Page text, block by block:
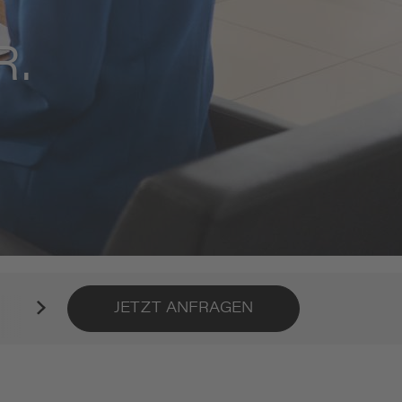
Kontakt JETZT ANFRAGEN